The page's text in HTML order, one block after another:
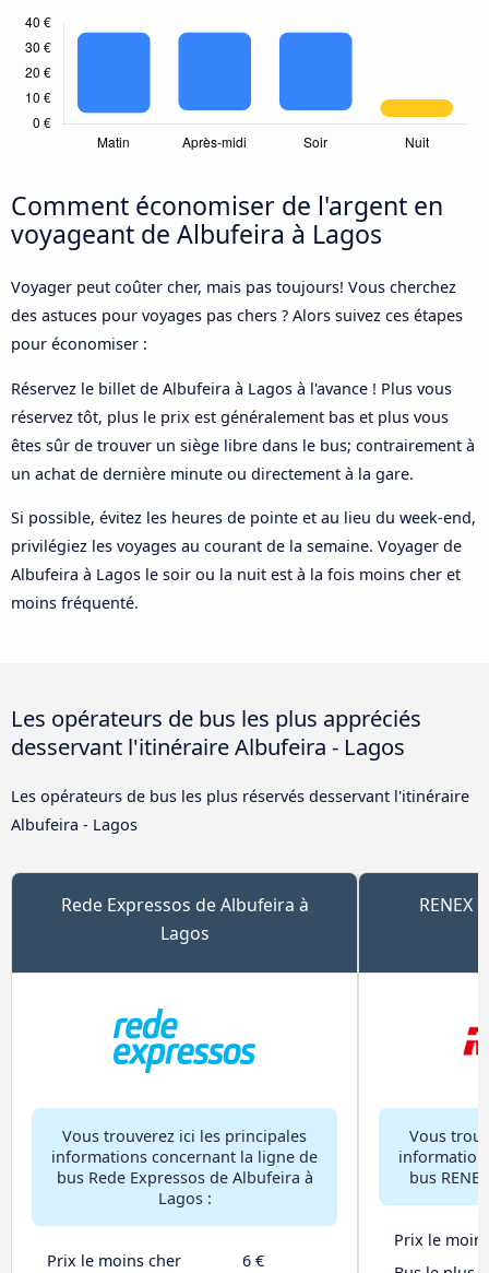
Comment économiser de l'argent en
voyageant de Albufeira à Lagos
Voyager peut coûter cher, mais pas toujours! Vous cherchez
des astuces pour voyages pas chers ? Alors suivez ces étapes
pour économiser :
Réservez le billet de Albufeira à Lagos à l'avance ! Plus vous
réservez tôt, plus le prix est généralement bas et plus vous
êtes sûr de trouver un siège libre dans le bus; contrairement à
un achat de dernière minute ou directement à la gare.
Si possible, évitez les heures de pointe et au lieu du week-end,
privilégiez les voyages au courant de la semaine. Voyager de
Albufeira à Lagos le soir ou la nuit est à la fois moins cher et
moins fréquenté.
Les opérateurs de bus les plus appréciés
desservant l'itinéraire Albufeira - Lagos
Les opérateurs de bus les plus réservés desservant l'itinéraire
Albufeira - Lagos
Rede Expressos de Albufeira à
Lagos
Vous trouverez ici les principales
informations concernant la ligne de
bus Rede Expressos de Albufeira à
Lagos :
Prix le moins cher
6 €
RENEX
Vous
bus
Prix le